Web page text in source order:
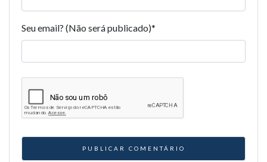
Seu email? (Não será publicado)*